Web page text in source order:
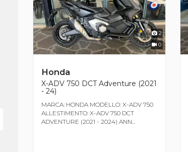
2
0
Honda
X-ADV 750 DCT Adventure (2021
- 24)
MARCA: HONDA MODELLO: X-ADV 750
ALLESTIMENTO: X-ADV 750 DCT
ADVENTURE (2021 - 2024) ANN...